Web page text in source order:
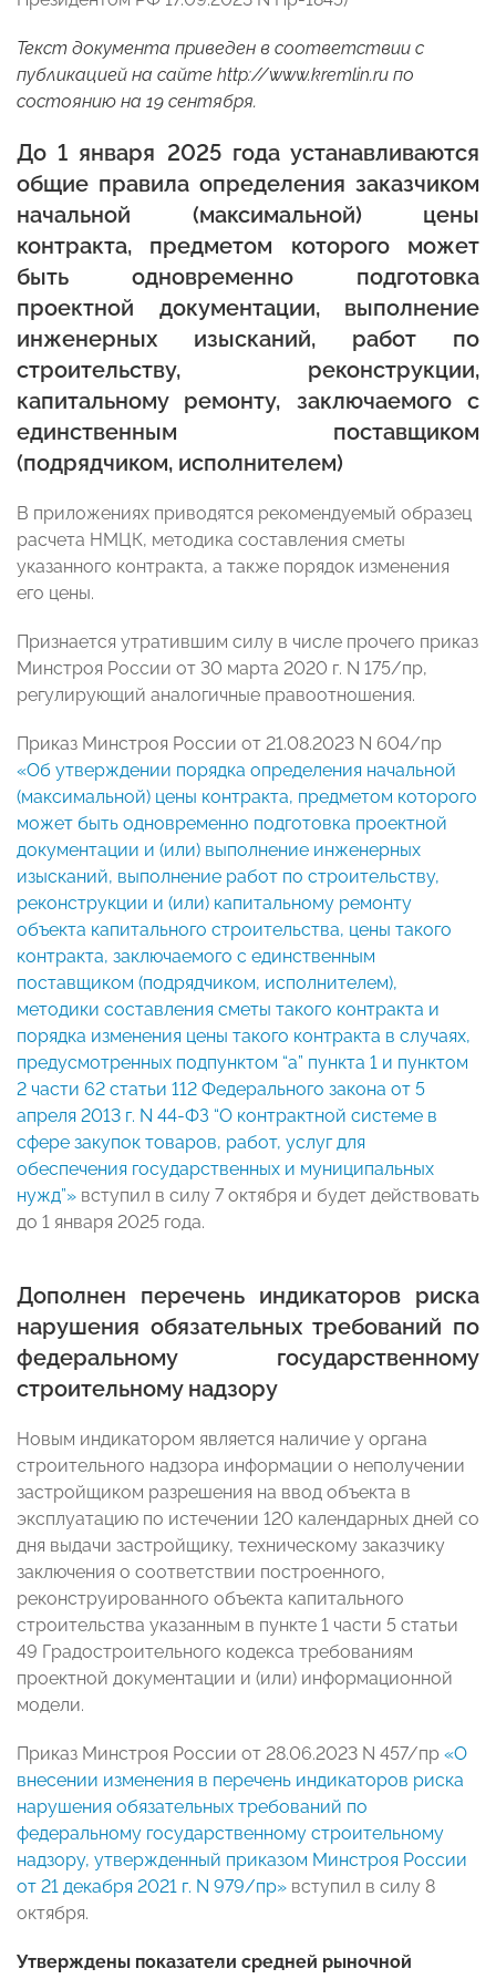
Текст документа приведен в соответствии с
публикацией на сайте http://www.kremlin.ru по
состоянию на 19 сентября.
До 1 января 2025 года устанавливаются
общие правила определения заказчиком
начальной (максимальной) цены
контракта, предметом которого может
быть одновременно подготовка
проектной документации, выполнение
инженерных изысканий, работ по
строительству, реконструкции,
капитальному ремонту, заключаемого с
единственным поставщиком
(подрядчиком, исполнителем)
В приложениях приводятся рекомендуемый образец
расчета НМЦК, методика составления сметы
указанного контракта, а также порядок изменения
его цены.
Признается утратившим силу в числе прочего приказ
Минстроя России от 30 марта 2020 г. N 175/пр,
регулирующий аналогичные правоотношения.
Приказ Минстроя России от 21.08.2023 N 604/пр
«Об утверждении порядка определения начальной
(максимальной) цены контракта, предметом которого
может быть одновременно подготовка проектной
документации и (или) выполнение инженерных
изысканий, выполнение работ по строительству,
реконструкции и (или) капитальному ремонту
объекта капитального строительства, цены такого
контракта, заключаемого с единственным
поставщиком (подрядчиком, исполнителем),
методики составления сметы такого контракта и
порядка изменения цены такого контракта в случаях,
предусмотренных подпунктом “а” пункта 1 и пунктом
2 части 62 статьи 112 Федерального закона от 5
апреля 2013 г. N 44-ФЗ “О контрактной системе в
сфере закупок товаров, работ, услуг для
обеспечения государственных и муниципальных
нужд”» вступил в силу 7 октября и будет действовать
до 1 января 2025 года.
Дополнен перечень индикаторов риска
нарушения обязательных требований по
федеральному государственному
строительному надзору
Новым индикатором является наличие у органа
строительного надзора информации о неполучении
застройщиком разрешения на ввод объекта в
эксплуатацию по истечении 120 календарных дней со
дня выдачи застройщику, техническому заказчику
заключения о соответствии построенного,
реконструированного объекта капитального
строительства указанным в пункте 1 части 5 статьи
49 Градостроительного кодекса требованиям
проектной документации и (или) информационной
модели.
Приказ Минстроя России от 28.06.2023 N 457/пр «О
внесении изменения в перечень индикаторов риска
нарушения обязательных требований по
федеральному государственному строительному
надзору, утвержденный приказом Минстроя России
от 21 декабря 2021 г. N 979/пр» вступил в силу 8
октября.
Утверждены показатели средней рыночной